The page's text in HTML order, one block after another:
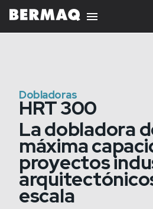
Dobladoras
HRT 300
La dobladora
máxima
proyectos
escala